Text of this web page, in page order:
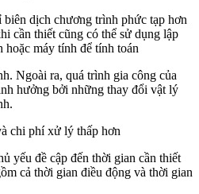
dịch chương trình phức tạp hơn
cần thiết cũng có thể sử dụng lập
máy tính để tính toán
Ngoài ra, quá trình gia công của
hưởng bởi những thay đổi vật lý
chi phí xử lý thấp hơn
yếu đề cập đến thời gian cần thiết
cả thời gian điều động và thời gian